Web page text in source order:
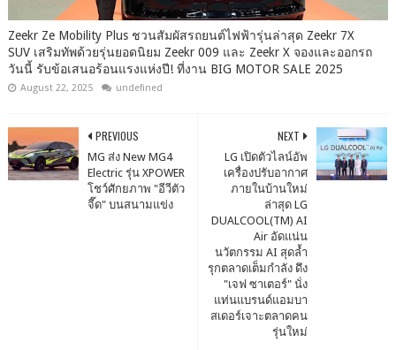
Zeekr Ze Mobility Plus ชวนสัมผัสรถยนต์ไฟฟ้ารุ่นล่าสุด Zeekr 7X
SUV เสริมทัพด้วยรุ่นยอดนิยม Zeekr 009 และ Zeekr X จองและออกรถ
วันนี้ รับข้อเสนอร้อนแรงแห่งปี! ที่งาน BIG MOTOR SALE 2025
August 22, 2025 undefined
NEXT
LG เปิดตัวไลน์อัพ
เครื่องปรับอากาศ
ภายในบ้านใหม่
ล่าสุด LG
DUALCOOL(TM) AI
Air อัดแน่น
นวัตกรรม AI สุดล้ำ
รุกตลาดเต็มกำลัง ดึง
"เจฟ ซาเตอร์" นั่ง
แท่นแบรนด์แอมบา
สเดอร์เจาะตลาดคน
รุ่นใหม่
PREVIOUS
MG ส่ง New MG4
Electric รุ่น XPOWER
โชว์ศักยภาพ "อีวีตัว
จี๊ด" บนสนามแข่ง